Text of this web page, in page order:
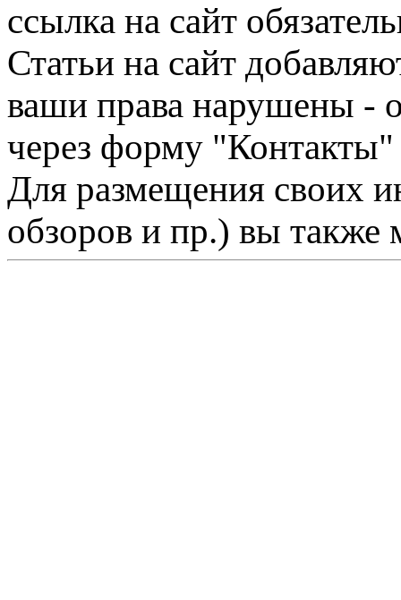
ссылка на сайт
Статьи на сайт
ваши права нарушены -
через форму "Контакты"
Для размещения своих
обзоров и пр.) вы также